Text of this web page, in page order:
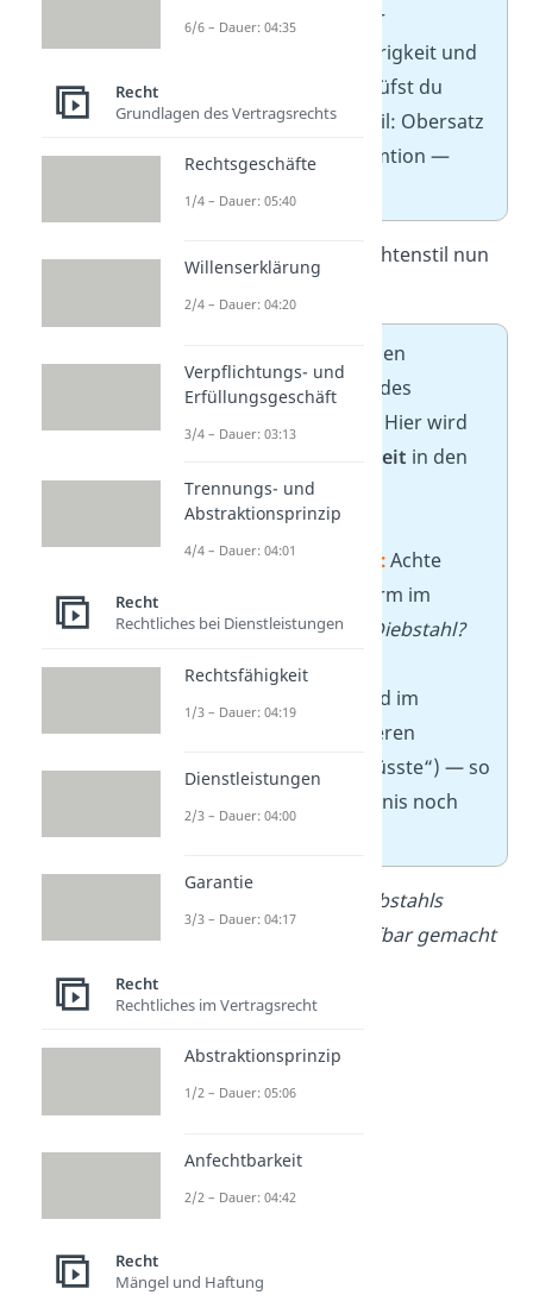
Tatbestand, subjektiver
Tatbestand, Rechtswidrigkeit und
Schuld. Jeden Punkt prüfst du
nach dem Gutachtenstil: Obersatz
— Definition — Subsumtion —
Konklusion.
Den Fall löst du im Gutachtenstil nun
Als Erstes notierst du den
einleitenden Obersatz des
gesamten Gutachtens. Hier wird
Strafbarkeit in den
Raum gestellt.
✏️Tipp für die Klausur:Achte
darauf, die richtige Norm im
Obersatz zu nennen
(Diebstahl?
Schadensersatz?
und im
zu formulieren
(„könnte“, „hätte“, „müsste“) — so
ist klar, dass das Ergebnis noch
T könnte sich wegen Diebstahls
gemäß
strafbar gemacht
I) Tatbestand
6/6 – Dauer: 04:35
Recht
Grundlagen des Vertragsrechts
Rechtsgeschäfte
1/4 – Dauer: 05:40
Willenserklärung
2/4 – Dauer: 04:20
Verpflichtungs- und
Erfüllungsgeschäft
3/4 – Dauer: 03:13
Trennungs- und
Abstraktionsprinzip
4/4 – Dauer: 04:01
Recht
Rechtliches bei Dienstleistungen
Rechtsfähigkeit
1/3 – Dauer: 04:19
Dienstleistungen
2/3 – Dauer: 04:00
Garantie
3/3 – Dauer: 04:17
Recht
Rechtliches im Vertragsrecht
Abstraktionsprinzip
1/2 – Dauer: 05:06
Anfechtbarkeit
2/2 – Dauer: 04:42
Recht
Mängel und Haftung